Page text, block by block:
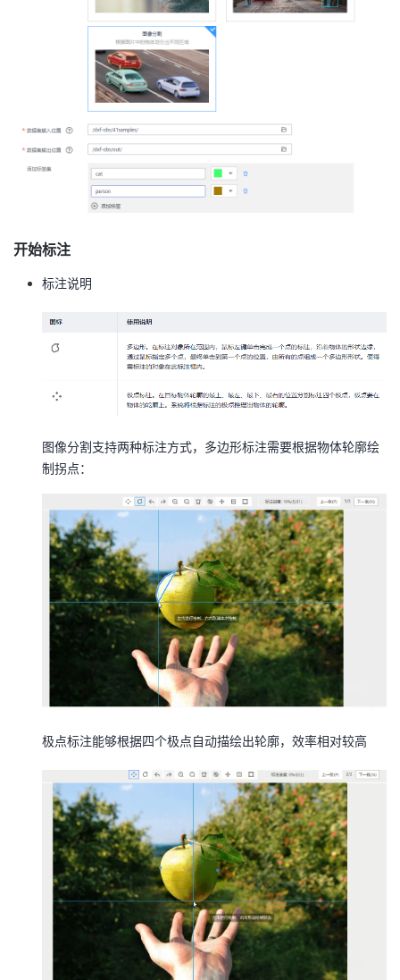
开始标注
标注说明
图像分割支持两种标注方式，多边形标注需要根据物体轮廓绘
制拐点：
极点标注能够根据四个极点自动描绘出轮廓，效率相对较高